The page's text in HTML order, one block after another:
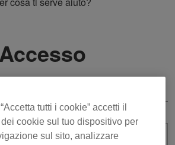
Accesso
DJ
tutti i cookie” accetti il
cookie sul tuo dispositivo per
sul sito, analizzare